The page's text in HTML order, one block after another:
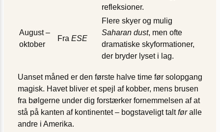
refleksioner.
August –
oktober
Fra ESE
Flere skyer og mulig
Saharan dust, men ofte
dramatiske skyformationer,
der bryder lyset i lag.
Uanset måned er den første halve time før solopgang
magisk. Havet bliver et spejl af kobber, mens brusen
fra bølgerne under dig forstærker fornemmelsen af at
stå på kanten af kontinentet – bogstaveligt taltføralle
andre i Amerika.